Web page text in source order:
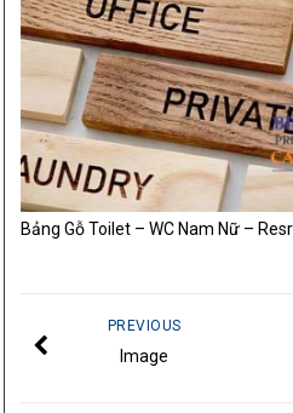
Bảng Gỗ Toilet – WC Nam Nữ –
PREVIOUS
Image